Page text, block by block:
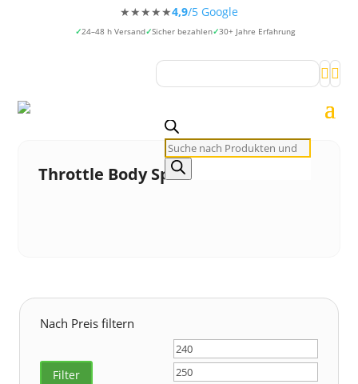
★★★★★4,9/5 Google
24–48 h Versand Sicher bezahlen 30+ Jahre Erfahrung


Products
search
Throttle Body Spacer
Nach Preis filtern
Min.
Preis
Filter